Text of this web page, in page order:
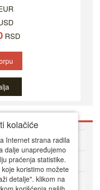
RSD
kolačiće
Internet strana radila
dalje unapređujemo
praćenja statistike.
koristimo možete
detalje". klikom na